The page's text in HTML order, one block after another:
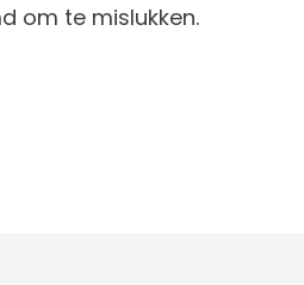
om te mislukken.